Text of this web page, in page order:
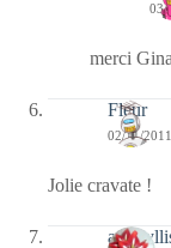
03/
merci Gina
Fleur
02/11/
Jolie cravate !